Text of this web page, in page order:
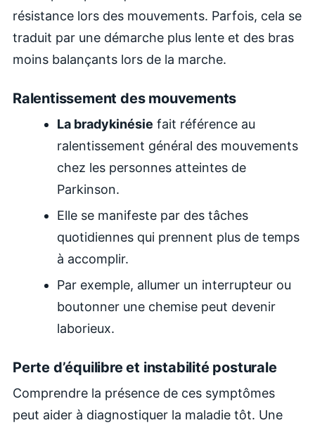
résistance lors des mouvements. Parfois, cela se
traduit par une démarche plus lente et des bras
moins balançants lors de la marche.
Ralentissement des mouvements
La bradykinésie fait référence au
ralentissement général des mouvements
chez les personnes atteintes de
Parkinson.
Elle se manifeste par des tâches
quotidiennes qui prennent plus de temps
à accomplir.
Par exemple, allumer un interrupteur ou
boutonner une chemise peut devenir
laborieux.
Perte d’équilibre et instabilité posturale
Comprendre la présence de ces symptômes
peut aider à diagnostiquer la maladie tôt. Une